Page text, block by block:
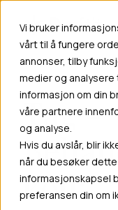
Vi bruker
vårt til å fungere
annonser, tilby
medier og analysere
informasjon om din
våre partnere
og analyse.
Hvis du avslår, blir
når du besøker
informasjonskapsel
preferansen din om
Tag -
koll: